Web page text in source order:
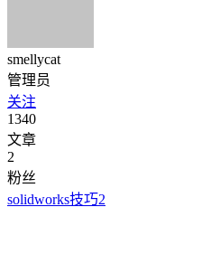
smellycat
管理员
关注
1340
文章
2
粉丝
solidworks技巧2